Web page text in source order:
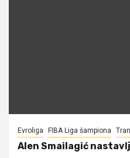
Evroliga FIBA Liga šampiona
Alen Smailagić